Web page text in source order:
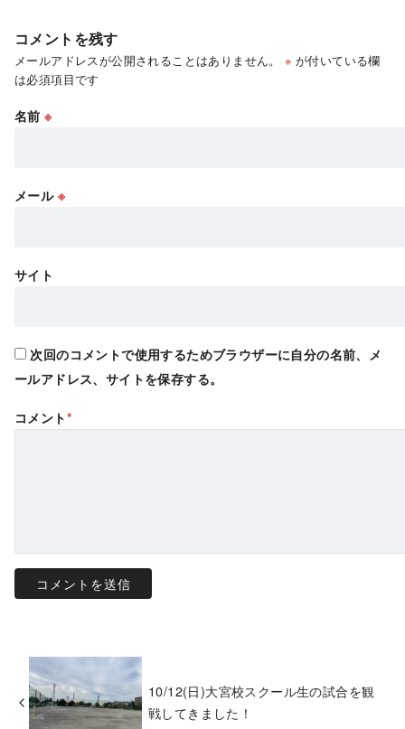
コメントを残す
メールアドレスが公開されることはありません。 ※ が付いている欄
は必須項目です
名前※
メール ※
サイト
次回のコメントで使用するためブラウザーに自分の名前、メ
ールアドレス、サイトを保存する。
コメント*
10/12(日)大宮校スクール生の試合を観
戦してきました！